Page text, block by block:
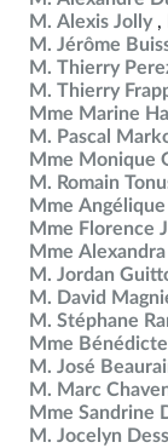
M. Alexis Jolly
M. Jérôme
M. Thierry
M. Thierry
Mme Marine
M. Pascal
Mme Monique
M. Romain
Mme Angélique
Mme Florence
Mme
M. Jordan
M. David
M. Stéphane
Mme
M. José
M. Marc
Mme Sandrine
M. Jocelyn